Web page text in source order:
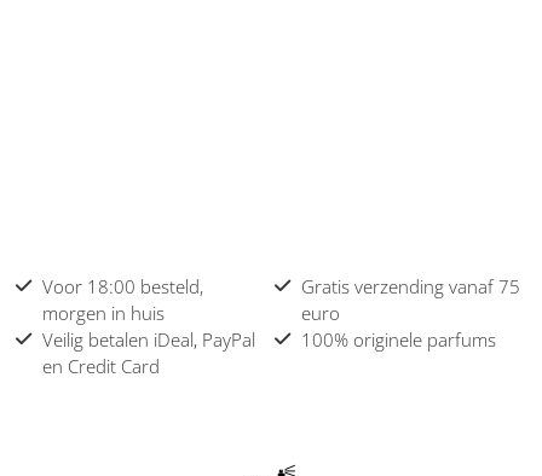
Voor 18:00 besteld,
morgen in huis
Gratis verzending vanaf 75
euro
Veilig betalen iDeal, PayPal
en Credit Card
100% originele parfums